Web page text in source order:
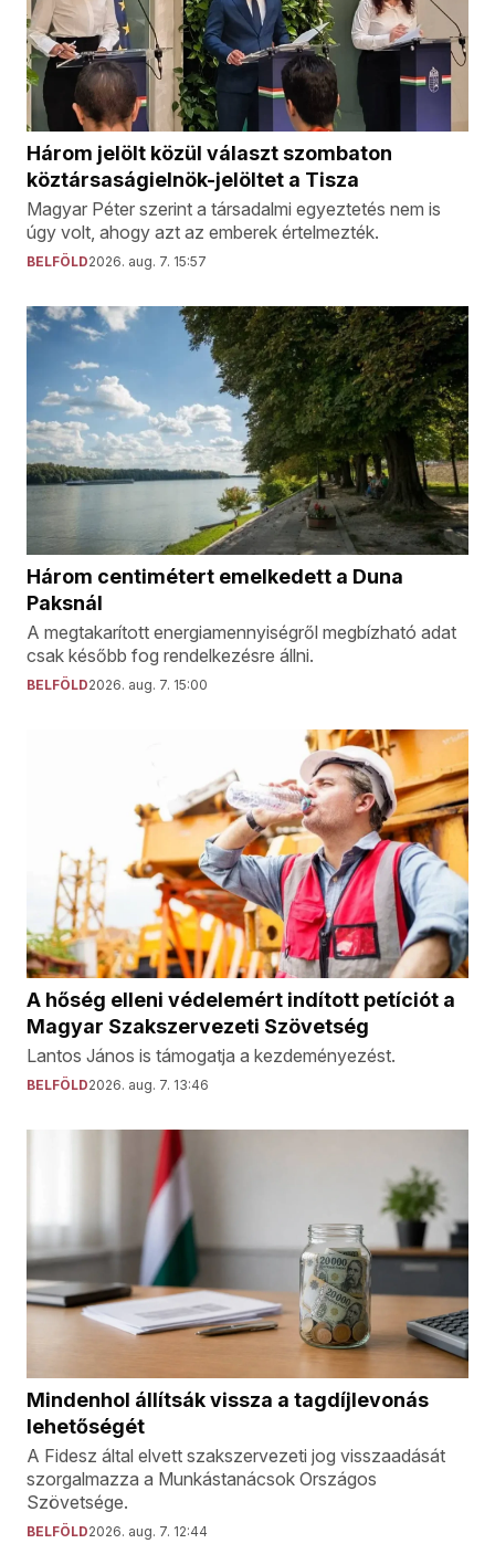
Három jelölt közül választ szombaton
köztársaságielnök-jelöltet a Tisza
Magyar Péter szerint a társadalmi egyeztetés nem is
úgy volt, ahogy azt az emberek értelmezték.
BELFÖLD2026. aug. 7. 15:57
Három centimétert emelkedett a Duna
Paksnál
A megtakarított energiamennyiségről megbízható adat
csak később fog rendelkezésre állni.
BELFÖLD2026. aug. 7. 15:00
A hőség elleni védelemért indított petíciót a
Magyar Szakszervezeti Szövetség
Lantos János is támogatja a kezdeményezést.
BELFÖLD2026. aug. 7. 13:46
Mindenhol állítsák vissza a tagdíjlevonás
lehetőségét
A Fidesz által elvett szakszervezeti jog visszaadását
szorgalmazza a Munkástanácsok Országos
Szövetsége.
BELFÖLD2026. aug. 7. 12:44